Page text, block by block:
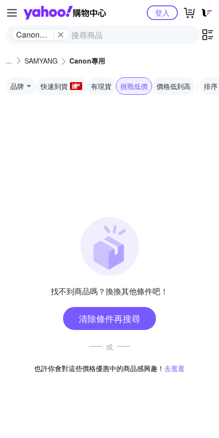
Yahoo購物中心
Canon專
登入
SAMYANG Canon專用
品牌 快速到貨 有現貨 挑戰低價 價格低到高 排序
找不到商品嗎？換換其他條件吧！
清除條件再搜尋
或
也許你會對這些價格優惠中的商品感興趣！ 去逛逛